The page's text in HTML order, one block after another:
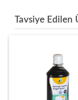
Tavsiye Edilen